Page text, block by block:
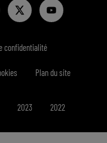
confidentialité
Plan du site
2023 2022